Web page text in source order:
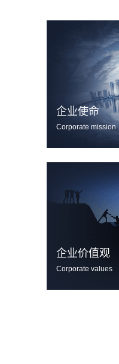
企业使命
Corporate mission
企业价值观
Corporate values